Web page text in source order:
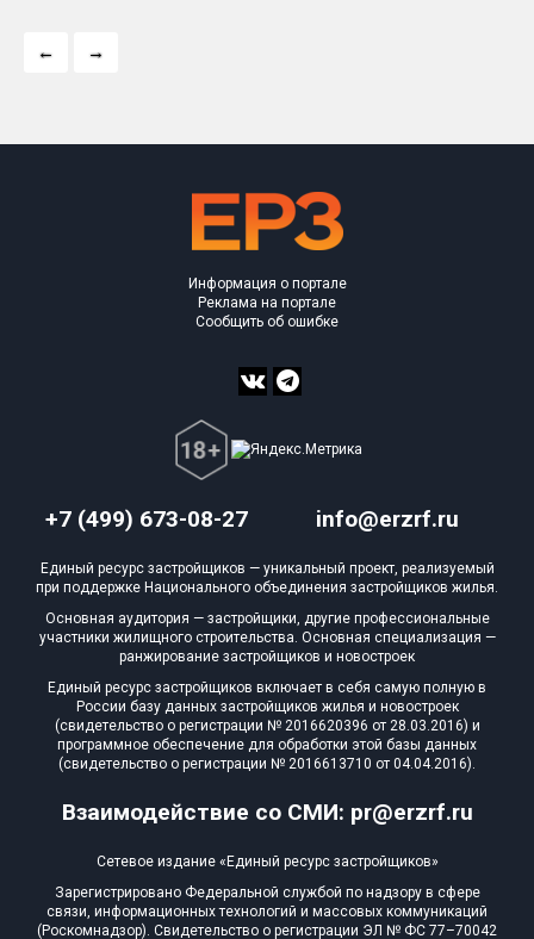
+7 (499) 673-08-27 info@erzrf.ru
Взаимодействие со СМИ: pr@erzrf.ru
Информация о портале
Реклама на портале
Сообщить об ошибке
Единый ресурс застройщиков — уникальный проект, реализуемый
при поддержке Национального объединения застройщиков жилья.
Основная аудитория — застройщики, другие профессиональные
участники жилищного строительства. Основная специализация —
ранжирование застройщиков и новостроек
Единый ресурс застройщиков включает в себя самую полную в
России базу данных застройщиков жилья и новостроек
(свидетельство о регистрации № 2016620396 от 28.03.2016) и
программное обеспечение для обработки этой базы данных
(свидетельство о регистрации № 2016613710 от 04.04.2016).
Сетевое издание «Единый ресурс застройщиков»
Зарегистрировано Федеральной службой по надзору в сфере
связи, информационных технологий и массовых коммуникаций
(Роскомнадзор). Свидетельство о регистрации ЭЛ № ФС 77–70042